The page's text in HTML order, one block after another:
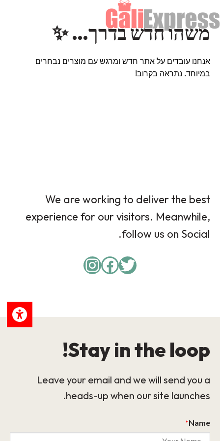
משהו חדש בדרך… ✨
אנחנו עובדים על אתר חדש ומרגש עם מוצרים נבחרים
במיוחד. נתראה בקרוב!
We are working to deliver the best
experience for our visitors. Meanwhile,
follow us on Social.
Twitter
Facebook
Instagram
Stay in the loop!
Leave your email and we will send you a
heads-up when our site launches.
Name
*